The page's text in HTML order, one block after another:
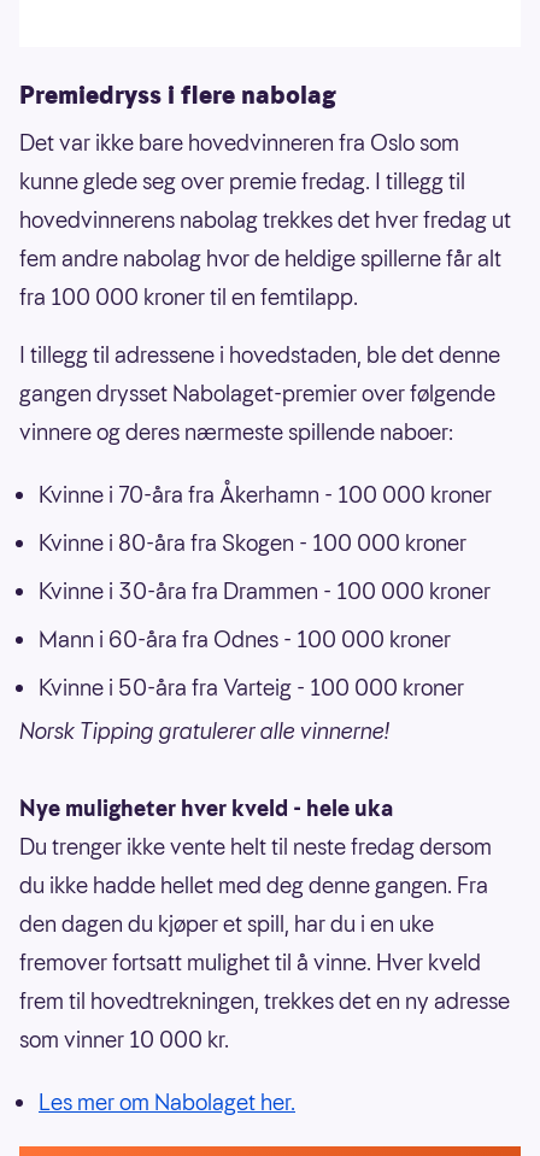
Premiedryss i flere nabolag
Det var ikke bare hovedvinneren fra Oslo som
kunne glede seg over premie fredag. I tillegg til
hovedvinnerens nabolag trekkes det hver fredag ut
fem andre nabolag hvor de heldige spillerne får alt
fra 100 000 kroner til en femtilapp.
I tillegg til adressene i hovedstaden, ble det denne
gangen drysset Nabolaget-premier over følgende
vinnere og deres nærmeste spillende naboer:
Kvinne i 70-åra fra Åkerhamn - 100 000 kroner
Kvinne i 80-åra fra Skogen - 100 000 kroner
Kvinne i 30-åra fra Drammen - 100 000 kroner
Mann i 60-åra fra Odnes - 100 000 kroner
Kvinne i 50-åra fra Varteig - 100 000 kroner
Norsk Tipping gratulerer alle vinnerne!
Nye muligheter hver kveld - hele uka
Du trenger ikke vente helt til neste fredag dersom
du ikke hadde hellet med deg denne gangen. Fra
den dagen du kjøper et spill, har du i en uke
fremover fortsatt mulighet til å vinne. Hver kveld
frem til hovedtrekningen, trekkes det en ny adresse
som vinner 10 000 kr.
Les mer om Nabolaget her.